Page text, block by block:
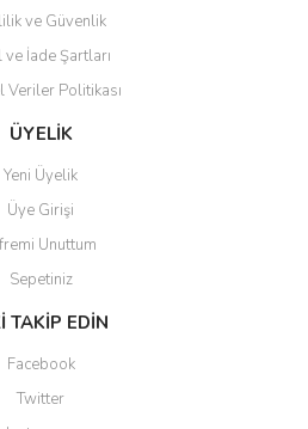
ve Güvenlik
ve İade Şartları
Veriler Politikası
ÜYELİK
Yeni Üyelik
Üye Girişi
Unuttum
Sepetiniz
TAKİP EDİN
Facebook
Twitter